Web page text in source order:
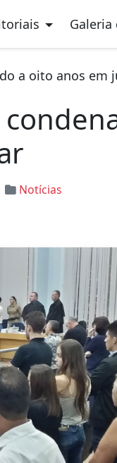
Galeria
a oito anos em
Notícias